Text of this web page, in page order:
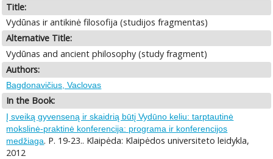
Title:
Vydūnas ir antikinė filosofija (studijos fragmentas)
Alternative Title:
Vydūnas and ancient philosophy (study fragment)
Authors:
Bagdonavičius, Vaclovas
In the Book:
Į sveiką gyvenseną ir skaidrią būtį Vydūno keliu: tarptautinė
mokslinė-praktinė konferencija: programa ir konferencijos
medžiaga. P. 19-23.. Klaipėda: Klaipėdos universiteto leidykla,
2012